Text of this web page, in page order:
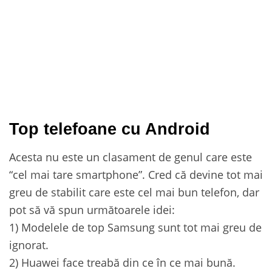
Top telefoane cu Android
Acesta nu este un clasament de genul care este
“cel mai tare smartphone”. Cred că devine tot mai
greu de stabilit care este cel mai bun telefon, dar
pot să vă spun următoarele idei:
1) Modelele de top Samsung sunt tot mai greu de
ignorat.
2) Huawei face treabă din ce în ce mai bună.